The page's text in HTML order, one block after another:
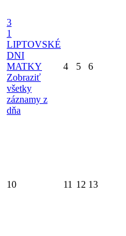
3
1
LIPTOVSKÉ
DNI
MATKY
Zobraziť
všetky
záznamy z
dňa
4 5 6
10 11 12 13